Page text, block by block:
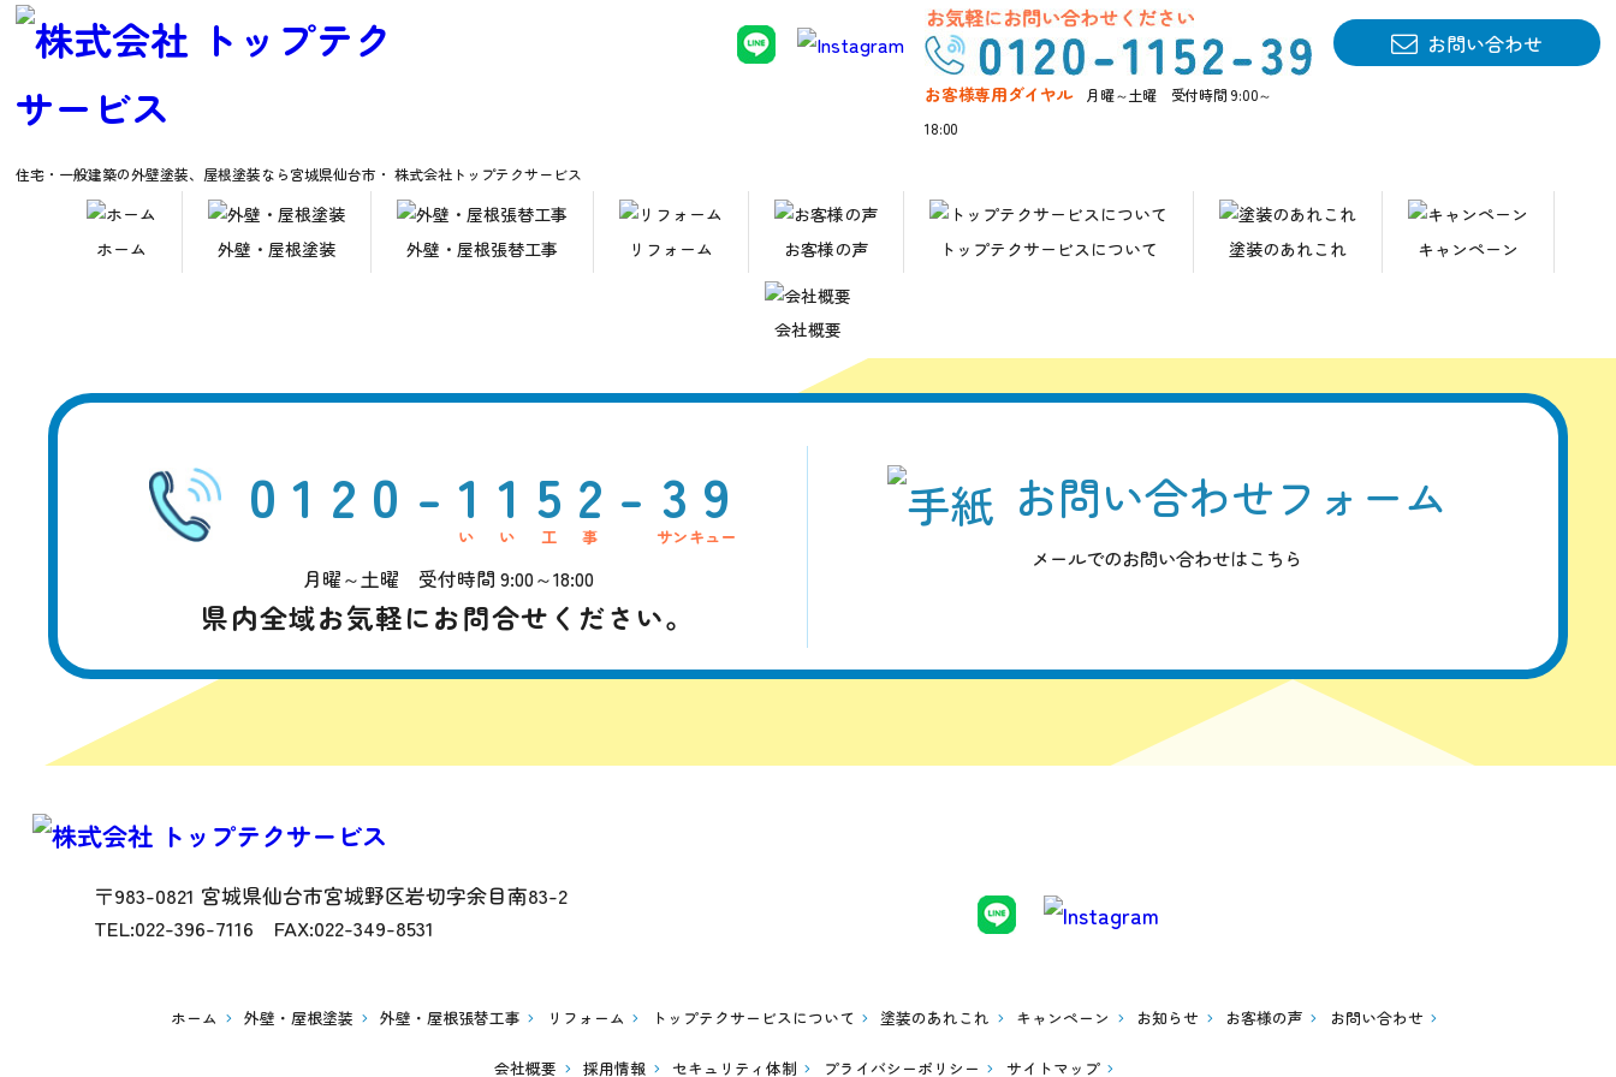
住宅・一般建築の外壁塗装、屋根塗装なら宮城県仙台市・ 株式会社トップテクサービス
お客様専用ダイヤル
月曜～土曜 受付時間 9:00～
18:00
お問い合わせ
ホーム 外壁・屋根塗装 外壁・屋根張替工事 リフォーム お客様の声 トップテクサービスについて 塗装のあれこれ キャンペーン
会社概要
お見積り、ご相談はお気軽に!
宮城県仙台市・株式会社トップテクサービス
365日いつでもお気軽にお問い合わせください
0120-1152- 39
月曜～土曜 受付時間 9:00～18:00
県内全域お気軽にお問合せください。
お問い合わせフォーム
メールでのお問い合わせはこちら
〒983-0821 宮城県仙台市宮城野区岩切字余目南83-2
TEL:022-396-7116 FAX:022-349-8531
ホーム 外壁・屋根塗装 外壁・屋根張替工事 リフォーム トップテクサービスについて 塗装のあれこれ キャンペーン お知らせ お客様の声 お問い合わせ
会社概要 採用情報 セキュリティ体制 プライバシーポリシー サイトマップ